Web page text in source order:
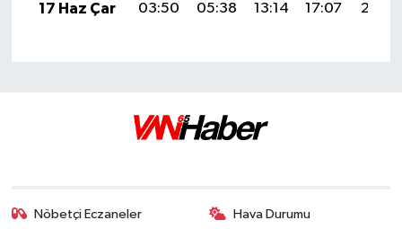
17 Haz Çar
03:50 05:38 13:14 17:07 20:39
Nöbetçi Eczaneler Hava Durumu